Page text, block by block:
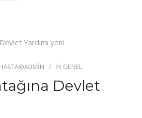
HASTA@ADMIN IN GENEL
Devlet